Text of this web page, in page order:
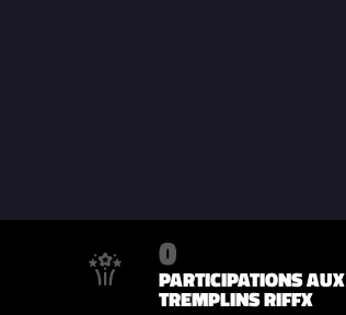
0
PARTICIPATIONS AUX
TREMPLINS RIFFX